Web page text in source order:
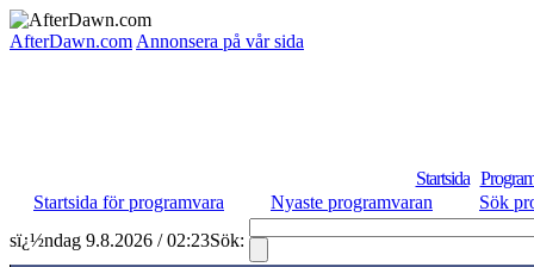
AfterDawn.com Annonsera på vår sida
Startsida
Startsida för programvara
Nyaste programvaran
Sök
sï¿½ndag 9.8.2026 / 02:23Sök: